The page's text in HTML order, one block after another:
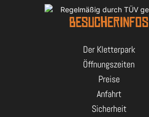
BESUCHERINFOS
Der Kletterpark
Öffnungszeiten
Preise
Anfahrt
Sicherheit